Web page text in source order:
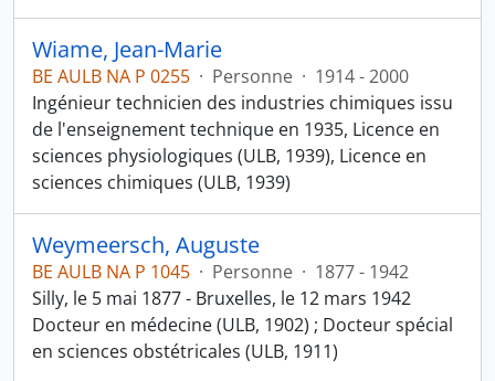
Wiame, Jean-Marie
BE AULB NA P 0255 · Personne · 1914 - 2000
Ingénieur technicien des industries chimiques issu
de l'enseignement technique en 1935, Licence en
sciences physiologiques (ULB, 1939), Licence en
sciences chimiques (ULB, 1939)
Weymeersch, Auguste
BE AULB NA P 1045 · Personne · 1877 - 1942
Silly, le 5 mai 1877 - Bruxelles, le 12 mars 1942
Docteur en médecine (ULB, 1902) ; Docteur spécial
en sciences obstétricales (ULB, 1911)